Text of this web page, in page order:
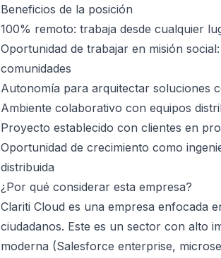
Beneficios de la posición
100% remoto: trabaja desde cualquier
Oportunidad de trabajar en misión
comunidades
Autonomía para arquitectar soluciones
Ambiente colaborativo con equipos
Proyecto establecido con clientes en
Oportunidad de crecimiento como
distribuida
¿Por qué considerar esta empresa?
Clariti Cloud es una empresa enfocada
ciudadanos. Este es un sector con alto
moderna (Salesforce enterprise,